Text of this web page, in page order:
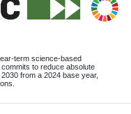
term science-based
to reduce absolute
from a 2024 base year,